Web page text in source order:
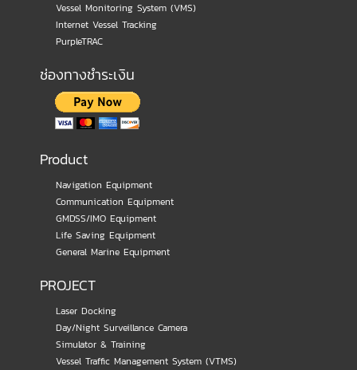
Vessel Monitoring System (VMS)
Internet Vessel Tracking
PurpleTRAC
ช่องทางชำระเงิน
Product
Navigation Equipment
Communication Equipment
GMDSS/IMO Equipment
Life Saving Equipment
General Marine Equipment
PROJECT
Laser Docking
Day/Night Surveillance Camera
Simulator & Training
Vessel Traffic Management System (VTMS)